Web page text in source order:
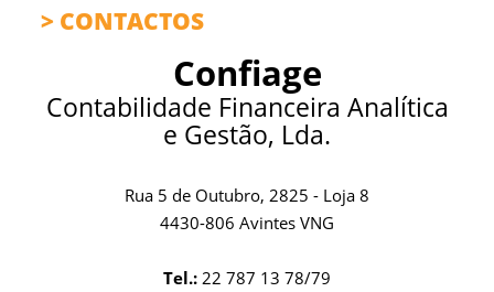
CONTACTOS
Confiage
Contabilidade Financeira Analítica
e Gestão, Lda.
Rua 5 de Outubro, 2825 - Loja 8
4430-806 Avintes VNG
Tel.: 22 787 13 78/79